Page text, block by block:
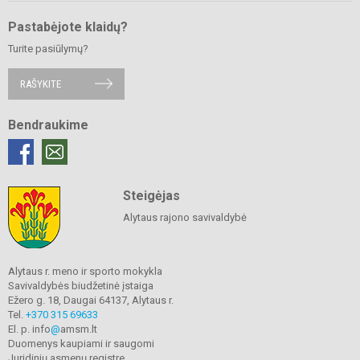
Pastabėjote klaidų?
Turite pasiūlymų?
RAŠYKITE
Bendraukime
Steigėjas
Alytaus rajono savivaldybė
Alytaus r. meno ir sporto mokykla
Savivaldybės biudžetinė įstaiga
Ežero g. 18, Daugai 64137, Alytaus r.
Tel. +370 315 69633
El. p. info@amsm.lt
Duomenys kaupiami ir saugomi